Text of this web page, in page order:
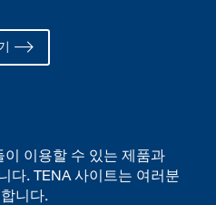
이용할 수 있는 제품과
다. TENA 사이트는 여러분
니다.